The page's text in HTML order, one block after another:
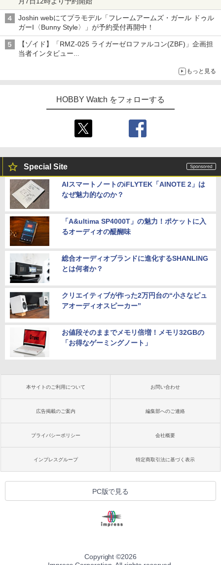
Joshin webにてプラモデル「フレームアームズ・ガール ドゥル
ガーI〈Bunny Style〉」が予約受付再開中！
【ゾイド】「RMZ-025 ライガーゼロファルコン(ZBF)」企画担
当者インタビュー
もっと見る
HOBBY Watch をフォローする
Special Site
AIスマートノートのiFLYTEK「AINOTE 2」は
なぜ魅力的なのか？
「A&ultima SP4000T」の魅力！ポケットに入
るオーディオの醍醐味
総合オーディオブランドに進化するSHANLING
とは何者か？
クリエイティブが作った2万円台の“小さなピュ
アオーディオスピーカー”
お値段そのままでメモリ倍増！メモリ32GBの
「お得なゲーミングノート」
本サイトのご利用について お問い合わせ
広告掲載のご案内 編集部へのご連絡
プライバシーポリシー 会社概要
インプレスグループ 特定商取引法に基づく表示
PC版で見る
Copyright ©2026